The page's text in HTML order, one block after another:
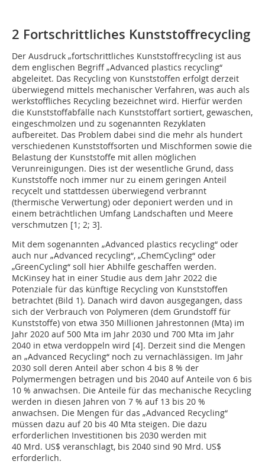
2 Fortschrittliches Kunststoffrecycling
Der Ausdruck „fortschrittliches Kunststoffrecycling ist aus
dem englischen Begriff „Advanced plastics recycling“
abgeleitet. Das Recycling von Kunststoffen erfolgt derzeit
überwiegend mittels mechanischer Verfahren, was auch als
werkstoffliches Recycling bezeichnet wird. Hierfür werden
die Kunststoffabfälle nach Kunststoffart sortiert, gewaschen,
eingeschmolzen und zu sogenannten Rezyklaten
aufbereitet. Das Problem dabei sind die mehr als hundert
verschiedenen Kunststoffsorten und Mischformen sowie die
Belastung der Kunststoffe mit allen möglichen
Verunreinigungen. Dies ist der wesentliche Grund, dass
Kunststoffe noch immer nur zu einem geringen Anteil
recycelt und stattdessen überwiegend verbrannt
(thermische Verwertung) oder deponiert werden und in
einem beträchtlichen Umfang Landschaften und Meere
verschmutzen [1; 2; 3].
Mit dem sogenannten „Advanced plastics recycling“ oder
auch nur „Advanced recycling“, „ChemCycling“ oder
„GreenCycling“ soll hier Abhilfe geschaffen werden.
McKinsey hat in einer Studie aus dem Jahr 2022 die
Potenziale für das künftige Recycling von Kunststoffen
betrachtet (Bild 1). Danach wird davon ausgegangen, dass
sich der Verbrauch von Polymeren (dem Grundstoff für
Kunststoffe) von etwa 350 Millionen Jahrestonnen (Mta) im
Jahr 2020 auf 500 Mta im Jahr 2030 und 700 Mta im Jahr
2040 in etwa verdoppeln wird [4]. Derzeit sind die Mengen
an „Advanced Recycling“ noch zu vernachlässigen. Im Jahr
2030 soll deren Anteil aber schon 4 bis 8 % der
Polymermengen betragen und bis 2040 auf Anteile von 6 bis
10 % anwachsen. Die Anteile für das mechanische Recycling
werden in diesen Jahren von 7 % auf 13 bis 20 %
anwachsen. Die Mengen für das „Advanced Recycling“
müssen dazu auf 20 bis 40 Mta steigen. Die dazu
erforderlichen Investitionen bis 2030 werden mit
40 Mrd. US$ veranschlagt, bis 2040 sind 90 Mrd. US$
erforderlich.